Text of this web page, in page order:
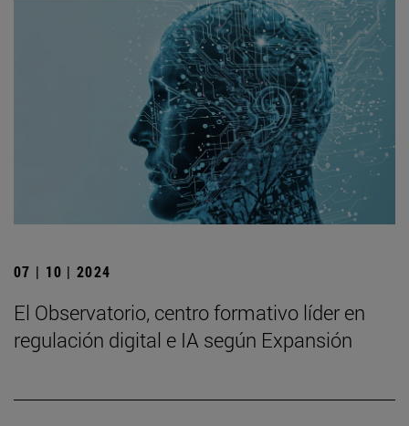
07 | 10 | 2024
El Observatorio, centro formativo líder en
regulación digital e IA según Expansión